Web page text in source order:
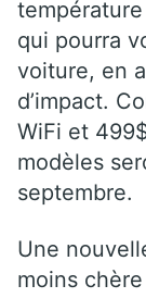
qui pourra
voiture, en
d’impact.
WiFi et
modèles
septembre.
Une
moins